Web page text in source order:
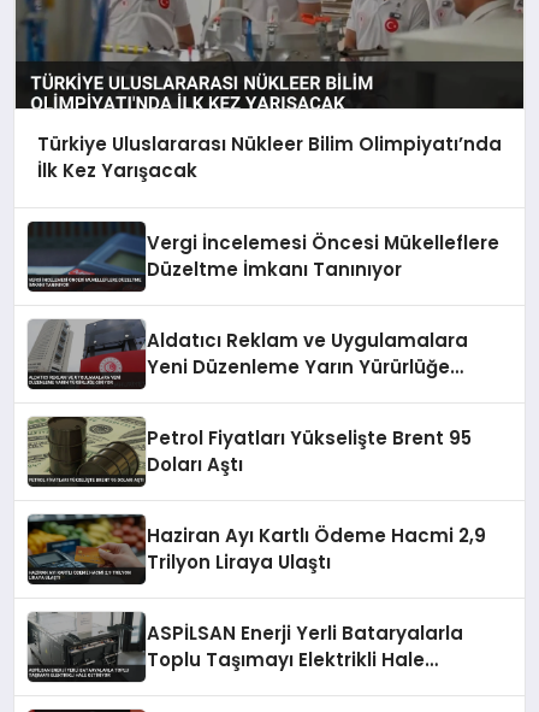
Türkiye Uluslararası Nükleer Bilim Olimpiyatı’nda
İlk Kez Yarışacak
Vergi İncelemesi Öncesi Mükelleflere
Düzeltme İmkanı Tanınıyor
Aldatıcı Reklam ve Uygulamalara
Yeni Düzenleme Yarın Yürürlüğe
Petrol Fiyatları Yükselişte Brent 95
Doları Aştı
Haziran Ayı Kartlı Ödeme Hacmi 2,9
Trilyon Liraya Ulaştı
ASPİLSAN Enerji Yerli Bataryalarla
Toplu Taşımayı Elektrikli Hale